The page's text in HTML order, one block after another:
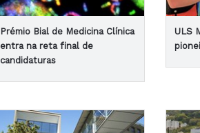
Prémio Bial de Medicina Clínica
entra na reta final de
candidaturas
ULS